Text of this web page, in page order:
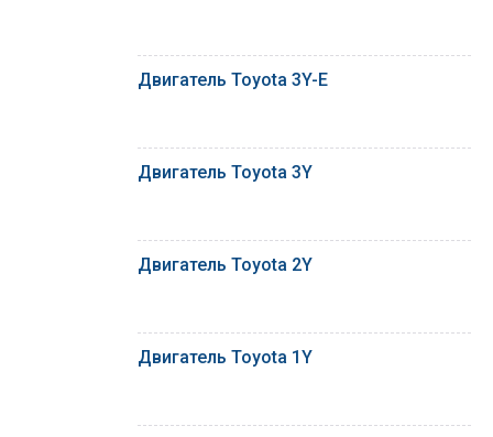
Двигатель Toyota 3Y-E
Двигатель Toyota 3Y
Двигатель Toyota 2Y
Двигатель Toyota 1Y